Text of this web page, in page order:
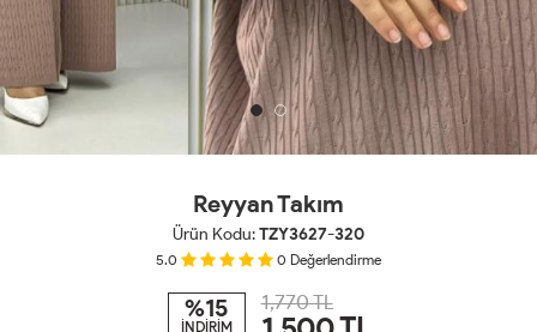
Reyyan Takım
Ürün Kodu:TZY3627-320
5.0 0 Değerlendirme
%15
İNDİRİM
1,770 TL